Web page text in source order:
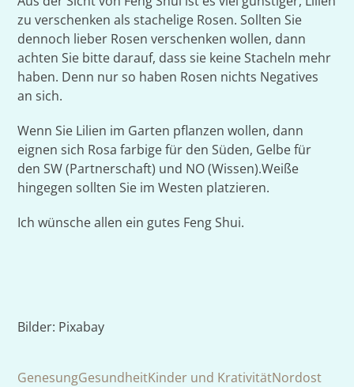
zu verschenken als stachelige Rosen. Sollten Sie
dennoch lieber Rosen verschenken wollen, dann
achten Sie bitte darauf, dass sie keine Stacheln mehr
haben. Denn nur so haben Rosen nichts Negatives
an sich.
Wenn Sie Lilien im Garten pflanzen wollen, dann
eignen sich Rosa farbige für den Süden, Gelbe für
den SW (Partnerschaft) und NO (Wissen).Weiße
hingegen sollten Sie im Westen platzieren.
Ich wünsche allen ein gutes Feng Shui.
Bilder: Pixabay
GenesungGesundheitKinder und KrativitätNordost